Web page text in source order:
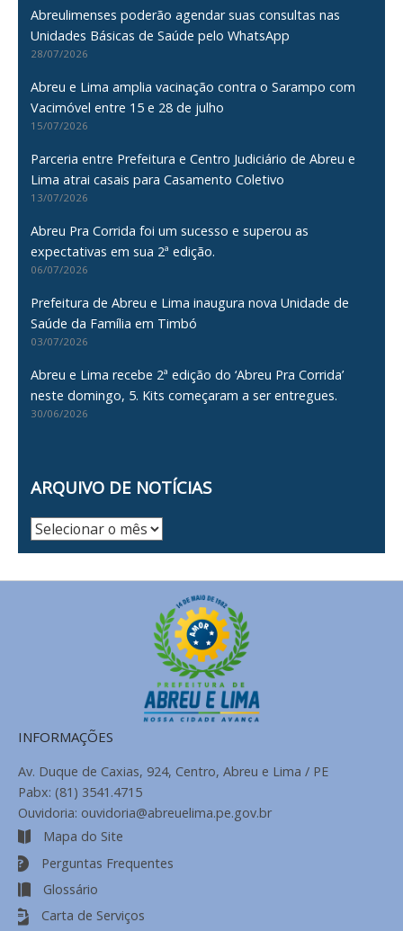
Abreulimenses poderão agendar suas consultas nas
Unidades Básicas de Saúde pelo WhatsApp
28/07/2026
Abreu e Lima amplia vacinação contra o Sarampo com
Vacimóvel entre 15 e 28 de julho
15/07/2026
Parceria entre Prefeitura e Centro Judiciário de Abreu e
Lima atrai casais para Casamento Coletivo
13/07/2026
Abreu Pra Corrida foi um sucesso e superou as
expectativas em sua 2ª edição.
06/07/2026
Prefeitura de Abreu e Lima inaugura nova Unidade de
Saúde da Família em Timbó
03/07/2026
Abreu e Lima recebe 2ª edição do ‘Abreu Pra Corrida’
neste domingo, 5. Kits começaram a ser entregues.
30/06/2026
ARQUIVO DE NOTÍCIAS
Arquivo
INFORMAÇÕES
Av. Duque de Caxias, 924, Centro, Abreu e Lima / PE
Pabx: (81) 3541.4715
Ouvidoria: ouvidoria@abreuelima.pe.gov.br
Mapa do Site
Perguntas Frequentes
Glossário
Carta de Serviços